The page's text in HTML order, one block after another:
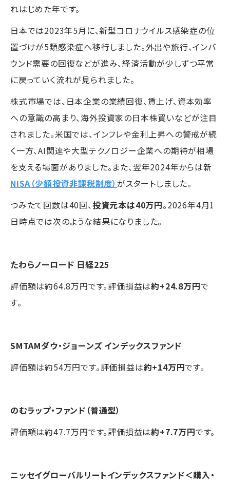
れはじめた年です。
日本では2023年5月に、新型コロナウイルス感染症の位
置づけが5類感染症へ移行しました。外出や旅行、インバ
ウンド需要の回復などが進み、経済活動が少しずつ平常
に戻っていく流れが見られました。
株式市場では、日本企業の業績回復、賃上げ、資本効率
への意識の高まり、海外投資家の日本株買いなどが注目
されました。米国では、インフレや金利上昇への警戒が続
く一方、AI関連や大型テクノロジー企業への期待が相場
を支える場面がありました。また、翌年2024年からは新
NISA（少額投資非課税制度）がスタートしました。
つみたて回数は40回、投資元本は40万円。2026年4月1
日時点では次のような結果になりました。
たわらノーロード 日経225
評価額は約64.8万円です。評価損益は約+24.8万円で
す。
SMTAMダウ・ジョーンズ インデックスファンド
評価額は約54万円です。評価損益は約+14万円です。
のむラップ・ファンド（普通型）
評価額は約47.7万円です。評価損益は約+7.7万円です。
ニッセイグローバルリートインデックスファンド＜購入・